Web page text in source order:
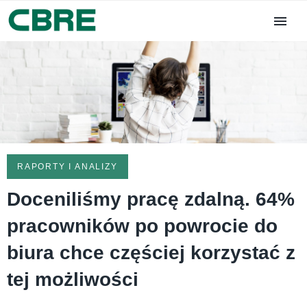
RAPORTY I ANALIZY
Doceniliśmy pracę zdalną. 64%
pracowników po powrocie do
biura chce częściej korzystać z
tej możliwości